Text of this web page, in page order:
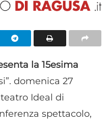
la 15esima
domenica 27
Ideal di
spettacolo,